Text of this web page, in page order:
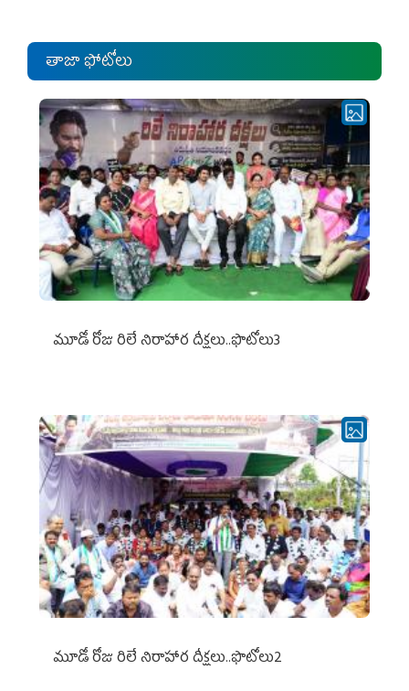
తాజా ఫోటోలు
మూడో రోజు రిలే నిరాహార దీక్షలు..ఫొటోలు3
మూడో రోజు రిలే నిరాహార దీక్షలు..ఫొటోలు2